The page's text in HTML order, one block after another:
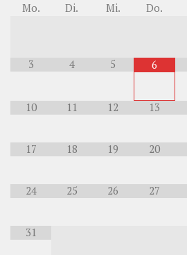
Mo.
Di. Mi. Do.
3 4 5 6
10 11 12 13
17 18 19 20
24 25 26 27
31